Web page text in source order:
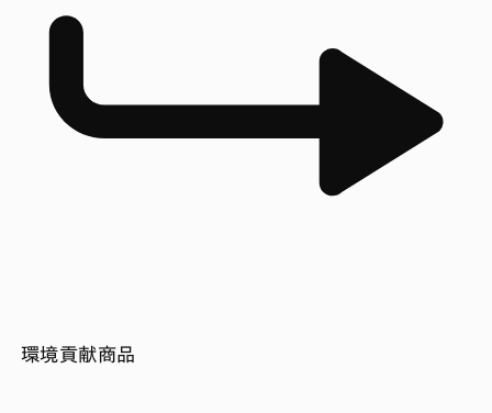
環境貢献商品